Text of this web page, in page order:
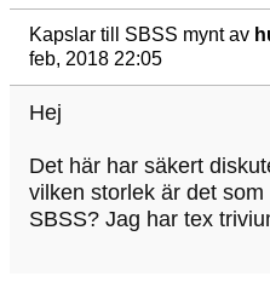
Kapslar till SBSS myntav
feb, 2018 22:05
Hej
Det här har säkert
vilken storlek är det
SBSS? Jag har tex